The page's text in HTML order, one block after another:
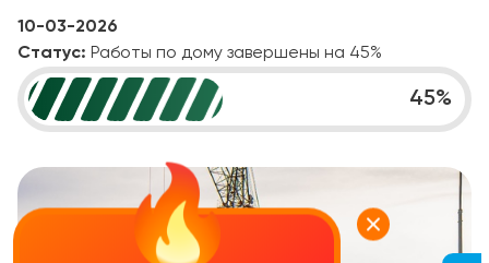
10-03-2026
Статус: Работы по дому завершены на 45%
45%